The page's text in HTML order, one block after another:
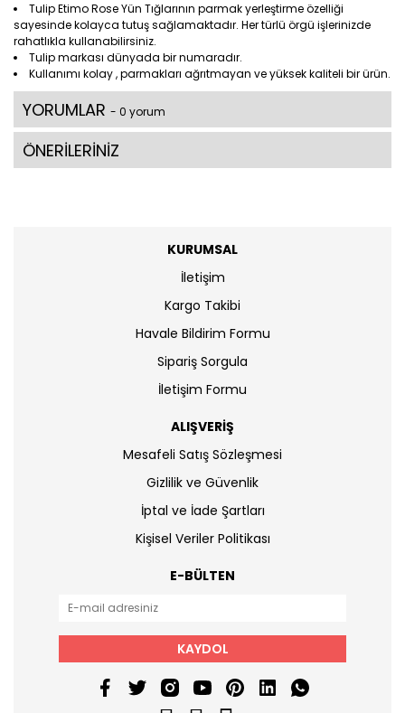
Tulip Etimo Rose Yün Tığlarının parmak yerleştirme özelliği
sayesinde kolayca tutuş sağlamaktadır. Her türlü örgü işlerinizde
rahatlıkla kullanabilirsiniz.
Tulip markası dünyada bir numaradır.
Kullanımı kolay , parmakları ağrıtmayan ve yüksek kaliteli bir ürün.
YORUMLAR - 0 yorum
ÖNERİLERİNİZ
KURUMSAL
İletişim
Kargo Takibi
Havale Bildirim Formu
Sipariş Sorgula
İletişim Formu
ALIŞVERİŞ
Mesafeli Satış Sözleşmesi
Gizlilik ve Güvenlik
İptal ve İade Şartları
Kişisel Veriler Politikası
E-BÜLTEN
KAYDOL